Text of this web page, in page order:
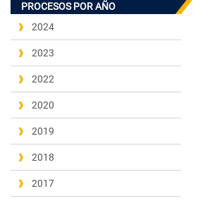
PROCESOS POR AÑO
2024
2023
2022
2020
2019
2018
2017